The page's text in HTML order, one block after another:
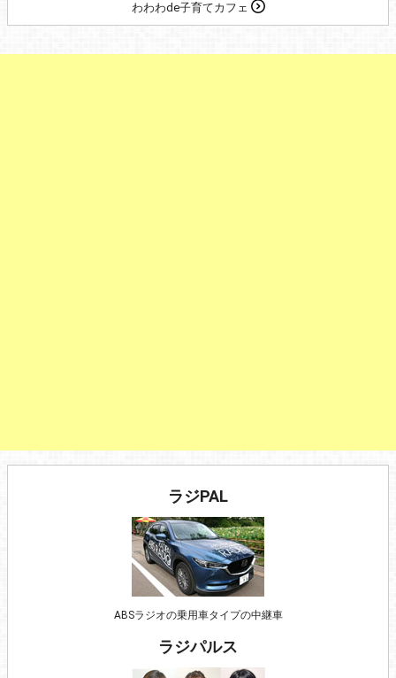
わわわde子育てカフェ
ラジPAL
ABSラジオの乗用車タイプの中継車
ラジパルス